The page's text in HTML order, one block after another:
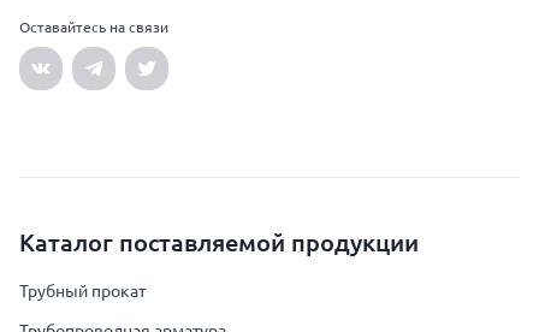
Оставайтесь на связи
Каталог поставляемой продукции
Трубный прокат